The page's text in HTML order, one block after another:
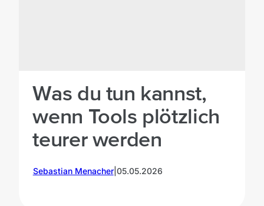
Was du tun kannst,
wenn Tools plötzlich
teurer werden
Sebastian Menacher| 05.05.2026